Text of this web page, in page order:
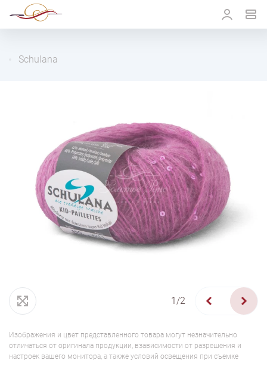
Schulana
1/2
Изображения и цвет представленного товара могут незначительно
отличаться от оригинала продукции, взависимости от разрешения и
настроек вашего монитора, а также условий освещения при съемке